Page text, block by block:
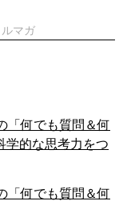
マガ
「何でも質問＆何
的な思考力をつ
「何でも質問＆何